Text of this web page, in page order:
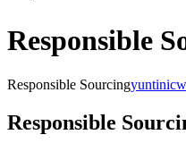
Responsible
Responsible Sourcing
Responsible